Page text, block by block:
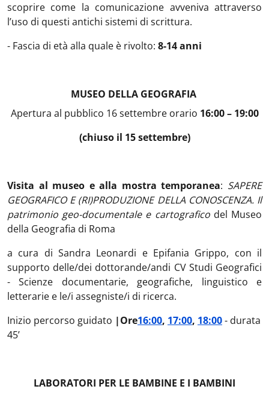
scoprire come la comunicazione avveniva attraverso
l’uso di questi antichi sistemi di scrittura.
- Fascia di età alla quale è rivolto: 8-14 anni
MUSEO DELLA GEOGRAFIA
Apertura al pubblico 16 settembre orario 16:00 – 19:00
(chiuso il 15 settembre)
Visita al museo e alla mostra temporanea: SAPERE
GEOGRAFICO E (RI)PRODUZIONE DELLA CONOSCENZA. Il
patrimonio geo-documentale e cartografico del Museo
della Geografia di Roma
a cura di Sandra Leonardi e Epifania Grippo, con il
supporto delle/dei dottorande/andi CV Studi Geografici
- Scienze documentarie, geografiche, linguistico e
letterarie e le/i assegniste/i di ricerca.
Inizio percorso guidato |Ore16:00, 17:00, 18:00- durata
45’
LABORATORI PER LE BAMBINE E I BAMBINI